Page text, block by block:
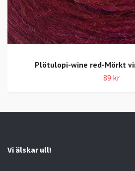
Plötulopi-wine red-Mörkt
89 kr
Vi älskar ull!